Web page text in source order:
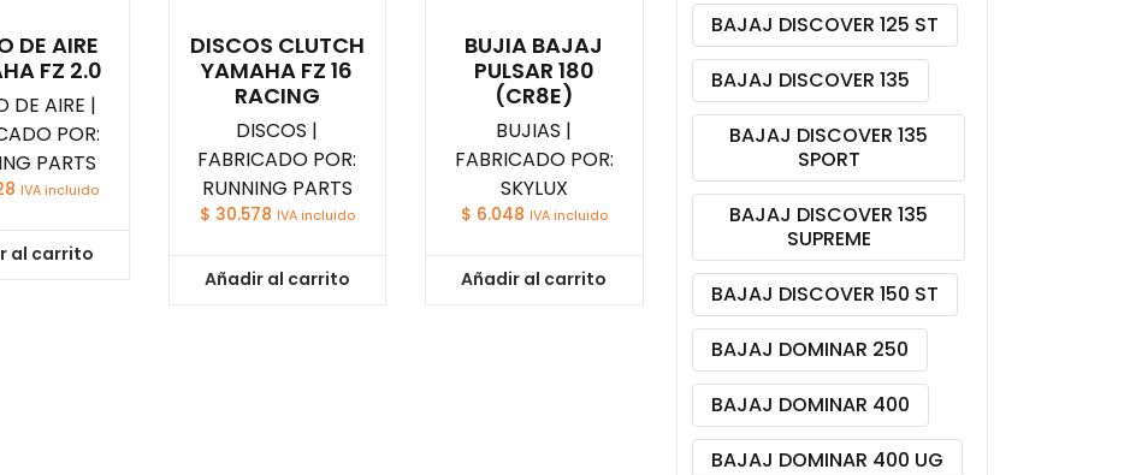
DE AIRE
FZ 2.0
DE AIRE |
POR:
PARTS
IVA incluido
al carrito
DISCOS CLUTCH
YAMAHA FZ 16
RACING
DISCOS |
FABRICADO POR:
RUNNING PARTS
$ 30.578 IVA incluido
Añadir al carrito
BUJIA BAJAJ
PULSAR 180
(CR8E)
BUJIAS |
FABRICADO POR:
SKYLUX
$ 6.048 IVA incluido
Añadir al carrito
BAJAJ DISCOVER 125 ST
BAJAJ DISCOVER 135
BAJAJ DISCOVER 135
SPORT
BAJAJ DISCOVER 135
SUPREME
BAJAJ DISCOVER 150 ST
BAJAJ DOMINAR 250
BAJAJ DOMINAR 400
BAJAJ DOMINAR 400 UG